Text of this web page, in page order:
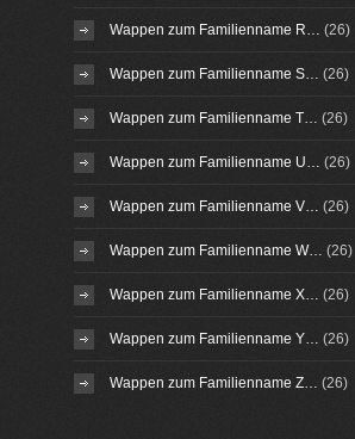
Wappen zum Familienname R… (26)
Wappen zum Familienname S… (26)
Wappen zum Familienname T… (26)
Wappen zum Familienname U… (26)
Wappen zum Familienname V… (26)
Wappen zum Familienname W… (26)
Wappen zum Familienname X… (26)
Wappen zum Familienname Y… (26)
Wappen zum Familienname Z… (26)